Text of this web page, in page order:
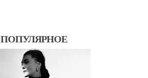
ПОПУЛЯРНОЕ